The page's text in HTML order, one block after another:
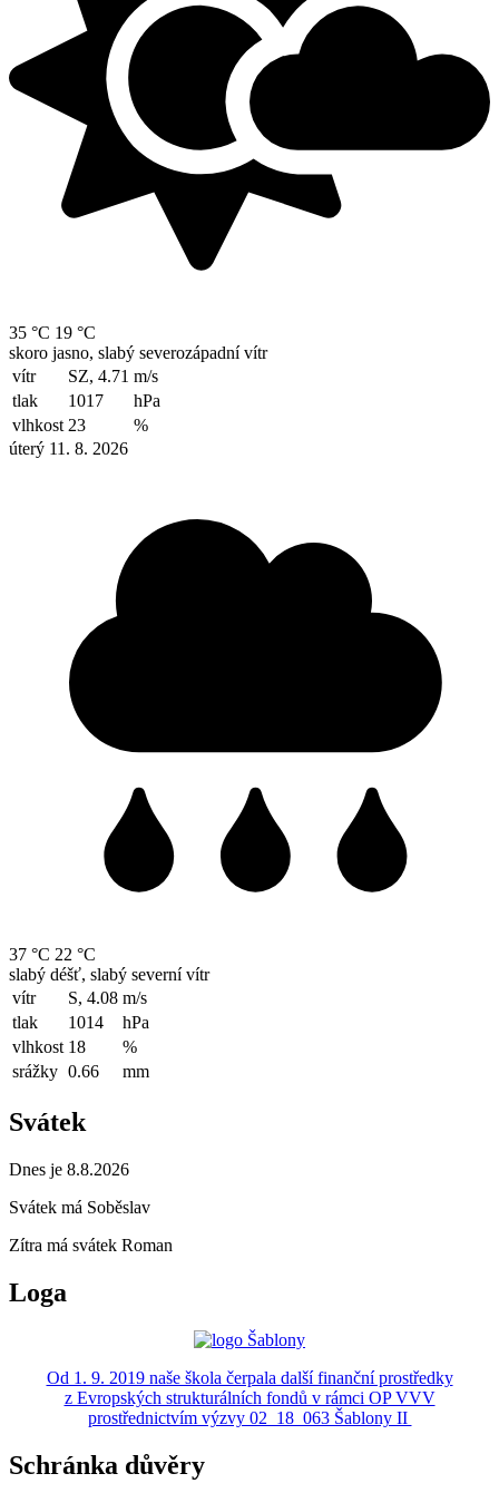
35 °C 19 °C
skoro jasno, slabý severozápadní vítr
vítr
SZ, 4.71 m/s
tlak
1017
hPa
vlhkost 23
%
úterý 11. 8. 2026
37 °C 22 °C
slabý déšť, slabý severní vítr
vítr
S, 4.08 m/s
tlak
1014
hPa
vlhkost 18
%
srážky 0.66 mm
Svátek
Dnes je 8.8.2026
Svátek má Soběslav
Zítra má svátek Roman
Loga
Od 1. 9. 2019 naše škola čerpala další finanční prostředky
z Evropských strukturálních fondů v rámci OP VVV
prostřednictvím výzvy 02_18_063 Šablony II
Schránka důvěry